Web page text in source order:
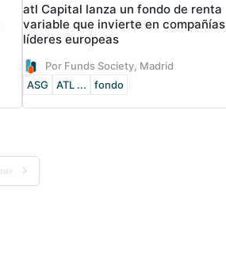
atl Capital lanza un fondo de renta
variable que invierte en compañías
líderes europeas
Por Funds Society, Madrid
ASG
ATL ... fondo